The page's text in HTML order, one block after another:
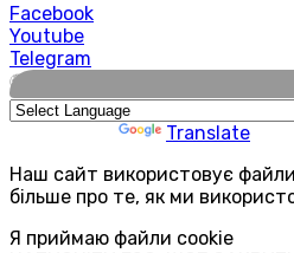
Facebook
Youtube
Telegram
🌍
Translate
Наш сайт використовує
більше про те, як ми
Я приймаю файли cookie